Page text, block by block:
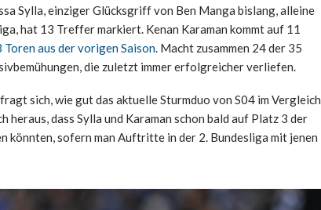
Sylla, einziger Glücksgriff von Ben Manga bislang, alleine
hat 13 Treffer markiert. Kenan Karaman kommt auf 11
Toren aus der vorigen Saison. Macht zusammen 24 der 35
die zuletzt immer erfolgreicher verliefen.
sich, wie gut das aktuelle Sturmduo von S04 im Vergleich
dass Sylla und Karaman schon bald auf Platz 3 der
könnten, sofern man Auftritte in der 2. Bundesliga mit jenen